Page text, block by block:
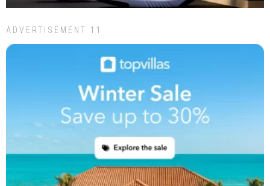
ADVERTISEMENT 11